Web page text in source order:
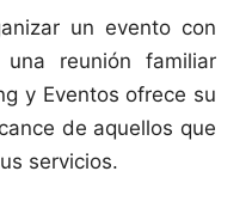
un evento con
reunión familiar
y Eventos ofrece su
de aquellos que
servicios.